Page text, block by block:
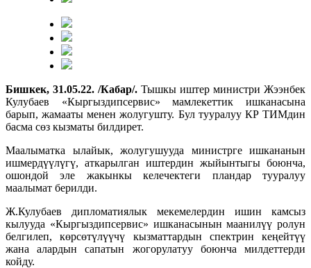
Бишкек, 31.05.22. /Кабар/. Тышкы иштер министри Жээнбек
Кулубаев «Кыргыздипсервис» мамлекеттик ишканасына
барып, жамааты менен жолугушту. Бул тууралуу КР ТИМдин
басма сөз кызматы билдирет.
Маалыматка ылайык, жолугушууда министрге ишкананын
ишмердүүлүгү, аткарылган иштердин жыйынтыгы боюнча,
ошондой эле жакынкы келечектеги пландар тууралуу
маалымат берилди.
Ж.Кулубаев дипломатиялык мекемелердин ишин камсыз
кылууда «Кыргыздипсервис» ишканасынын маанилүү ролун
белгилеп, көрсөтүлүүчү кызматтардын спектрин кеңейтүү
жана алардын сапатын жогорулатуу боюнча милдеттерди
койду.